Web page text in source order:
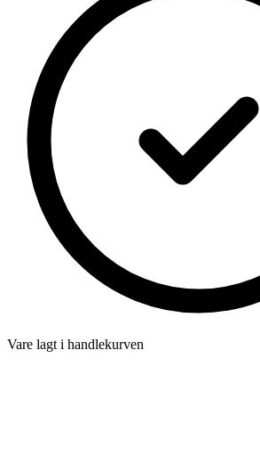
Vare lagt i handlekurven